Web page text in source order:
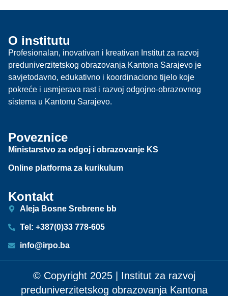
O institutu
Profesionalan, inovativan i kreativan Institut za razvoj
preduniverzitetskog obrazovanja Kantona Sarajevo je
savjetodavno, edukativno i koordinaciono tijelo koje
pokreće i usmjerava rast i razvoj odgojno-obrazovnog
sistema u Kantonu Sarajevo.
Poveznice
Ministarstvo za odgoj i obrazovanje KS
Online platforma za kurikulum
Kontakt
Aleja Bosne Srebrene bb
Tel: +387(0)33 778-605
info@irpo.ba
© Copyright 2025 | Institut za razvoj
preduniverzitetskog obrazovanja Kantona